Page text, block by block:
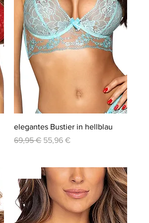
Schnellansicht
elegantes Bustier in hellblau
Standardpreis
69,95 € Sale-Preis
55,96 €